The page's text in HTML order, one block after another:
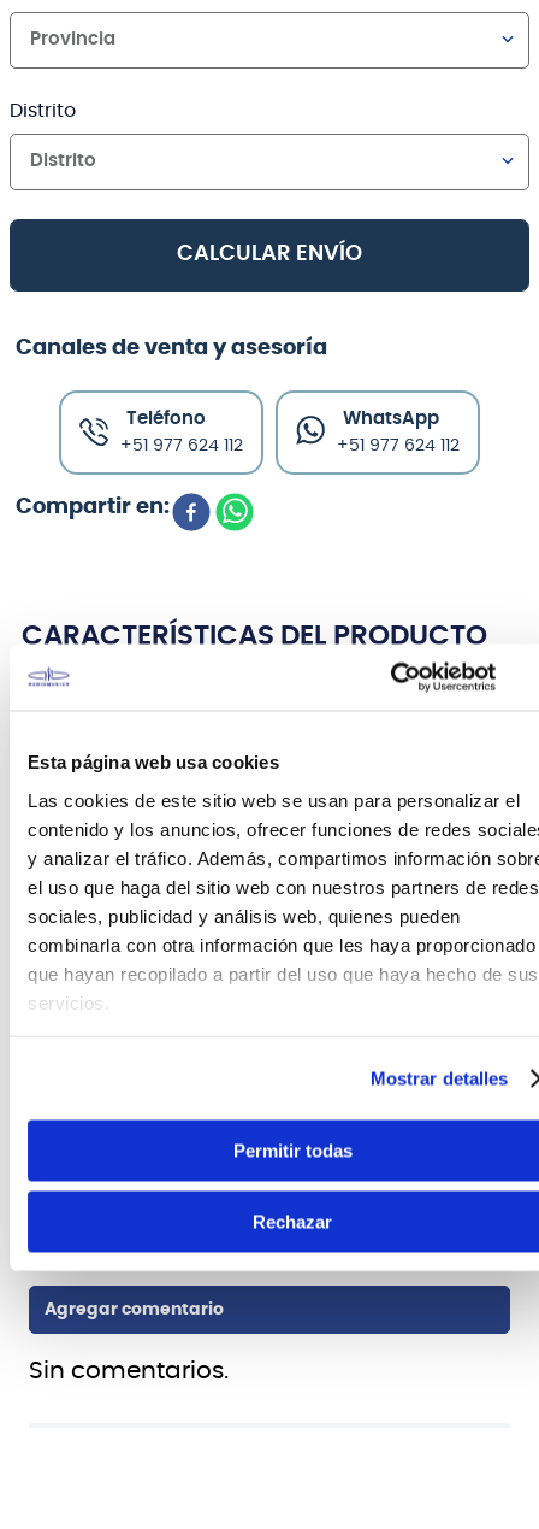
Esta página web usa cookies
Las cookies de este sitio web se usan para personalizar el
contenido y los anuncios, ofrecer funciones de redes
y analizar el tráfico. Además, compartimos información
el uso que haga del sitio web con nuestros partners de redes
sociales, publicidad y análisis web, quienes pueden
combinarla con otra información que les haya proporcionado
que hayan recopilado a partir del uso que haya hecho de sus
servicios.
Mostrar detalles
Permitir todas
Rechazar
Provincia
Distrito
Distrito
CALCULAR ENVÍO
Canales de venta y asesoría
Teléfono
+51 977 624 112
WhatsApp
+51 977 624 112
CARACTERÍSTICAS DEL PRODUCTO
- Conectores RockCable TRS de 6,3 mm, rectos
- punta chapada en oro
- diámetro exterior 6 mm / 0,24“
- longitud 3 m / 10 pies
FICHA TÉCNICA Y DIMENSIONES
Largo
Sin comentarios.